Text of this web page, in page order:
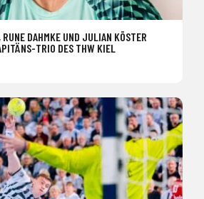
DAHMKE UND JULIAN KÖSTER
TRIO DES THW KIEL